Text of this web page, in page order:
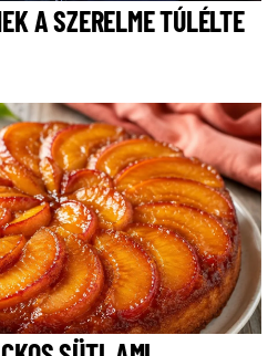
A SZERELME TÚLÉLTE